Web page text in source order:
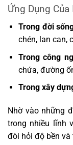
Ứng Dụng Của
Trong đời
chén, lan can,
Trong công
chứa, đường
Trong xây
Nhờ vào những
trong nhiều lĩnh
đòi hỏi độ bền